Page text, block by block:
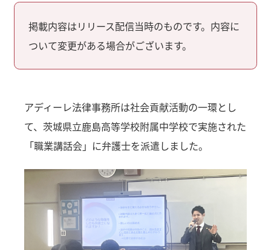
掲載内容はリリース配信当時のものです。内容に
ついて変更がある場合がございます。
アディーレ法律事務所は社会貢献活動の一環とし
て、茨城県立鹿島高等学校附属中学校で実施された
「職業講話会」に弁護士を派遣しました。